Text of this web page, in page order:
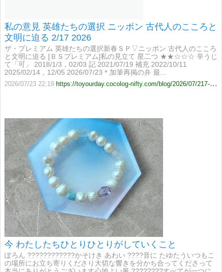
私の意見 英雄たちの選択 ニッポン 古代人のこころと
文明に迫る 2/17 2026
ザ・プレミアム 英雄たちの選択新春ＳＰ▽ニッポン 古代人のこころ
と文明に迫る [ＢＳプレミアム]私の見立て 星二つ ★★☆☆☆ 辛うじ
て「可」 2018/1/3，02/03 記 2021/07/19 補充 2022/10/11
2025/02/14，12/05 2026/07/23＊加筆再掲の弁 最…
2026/07/23 22:19 https://toyourday.cocolog-nifty.com/blog/2026/07/217-058c.html
今 わたしたちひとりひとりがしていくこと
ぽろん ????????????​かそけき あわい ????​音に たゆたう​いつもこ
の場所にお立ち寄りくださり大切な響きを分かち合ってくださって